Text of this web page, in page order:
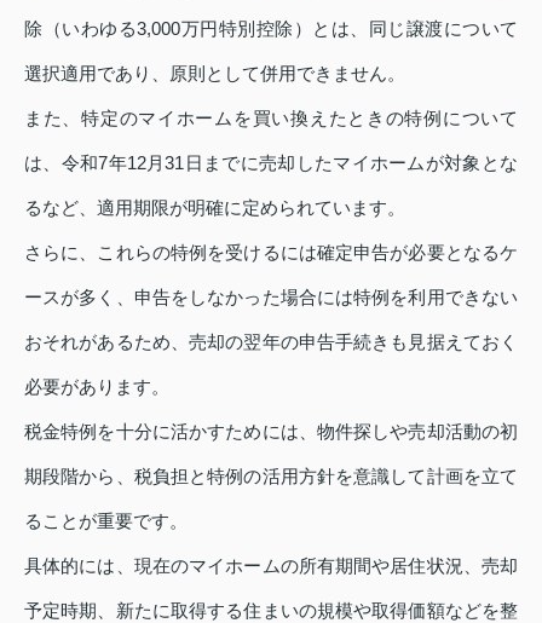
除（いわゆる3,000万円特別控除）とは、同じ譲渡について
選択適用であり、原則として併用できません。
また、特定のマイホームを買い換えたときの特例について
は、令和7年12月31日までに売却したマイホームが対象とな
るなど、適用期限が明確に定められています。
さらに、これらの特例を受けるには確定申告が必要となるケ
ースが多く、申告をしなかった場合には特例を利用できない
おそれがあるため、売却の翌年の申告手続きも見据えておく
必要があります。
税金特例を十分に活かすためには、物件探しや売却活動の初
期段階から、税負担と特例の活用方針を意識して計画を立て
ることが重要です。
具体的には、現在のマイホームの所有期間や居住状況、売却
予定時期、新たに取得する住まいの規模や取得価額などを整